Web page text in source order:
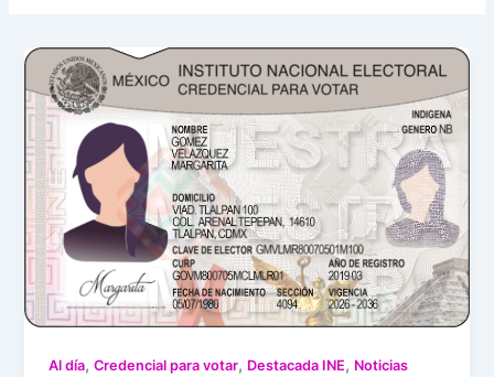
Al día,Credencial para votar, Destacada INE, Noticias